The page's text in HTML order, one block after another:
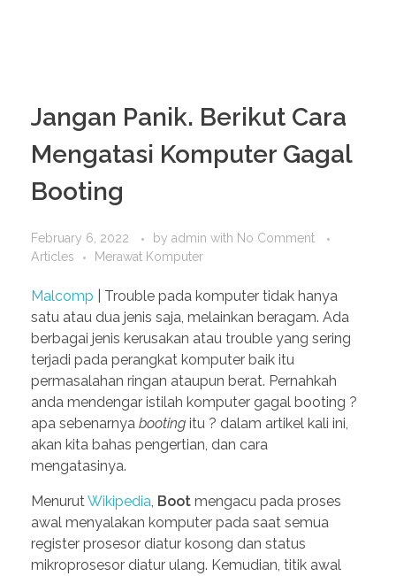
Jangan Panik. Berikut Cara
Mengatasi Komputer Gagal
Booting
February 6, 2022 by admin with No Comment
Articles
Merawat Komputer
Malcomp
| Trouble pada komputer tidak hanya
satu atau dua jenis saja, melainkan beragam. Ada
berbagai jenis kerusakan atau trouble yang sering
terjadi pada perangkat komputer baik itu
permasalahan ringan ataupun berat. Pernahkah
anda mendengar istilah komputer gagal booting ?
apa sebenarnya booting itu ? dalam artikel kali ini,
akan kita bahas pengertian, dan cara
mengatasinya.
Menurut Wikipedia Boot mengacu pada proses
awal menyalakan komputer pada saat semua
register prosesor diatur kosong dan status
mikroprosesor diatur ulang. Kemudian, titik awal